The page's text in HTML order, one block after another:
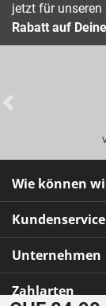
jetzt für
Rabatt auf
Previous
Wie können
Kundenservice
Unternehmen
Zahlarten